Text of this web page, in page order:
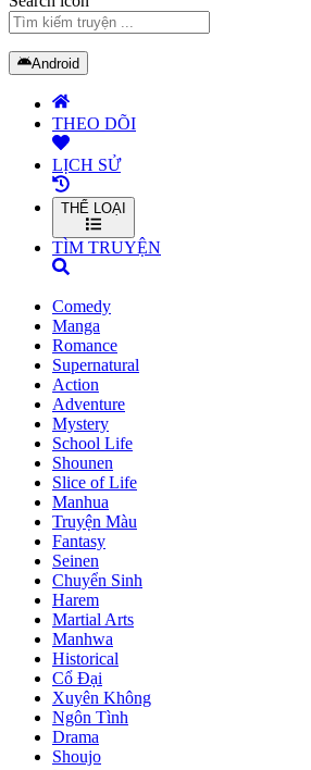
Android
THEO DÕI
LỊCH SỬ
THỂ LOẠI
TÌM TRUYỆN
Comedy
Manga
Romance
Supernatural
Action
Adventure
Mystery
School Life
Shounen
Slice of Life
Manhua
Truyện Màu
Fantasy
Seinen
Chuyển Sinh
Harem
Martial Arts
Manhwa
Historical
Cổ Đại
Xuyên Không
Ngôn Tình
Drama
Shoujo